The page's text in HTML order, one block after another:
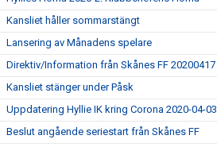
Kansliet håller sommarstängt
Lansering av Månadens spelare
Direktiv/Information från Skånes FF 20200417
Kansliet stänger under Påsk
Uppdatering Hyllie IK kring Corona 2020-04-03
Beslut angående seriestart från Skånes FF